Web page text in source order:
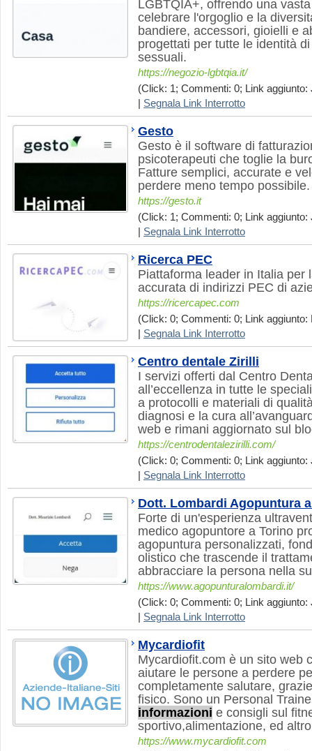
LGBTQIA+, offrendo una
celebrare l'orgoglio e la
bandiere, accessori, gioielli e
progettati per tutte le identità
sessuali.
https://negozio-lgbtqia.it/
(Click: 1; Commenti: 0; Link aggiunto:
Segnala Link Interrotto
Gesto
Gesto è il software di
psicoterapeuti che toglie la
Fatture semplici, accurate e
perdere meno tempo possibile.
https://gesto.it
(Click: 1; Commenti: 0; Link aggiunto:
Segnala Link Interrotto
Ricerca PEC
Piattaforma leader in Italia per
accurata di indirizzi PEC di
https://ricercapec.com
(Click: 0; Commenti: 0; Link aggiunto:
Segnala Link Interrotto
Centro dentale Zirilli
I servizi offerti dal Centro
all’eccellenza in tutte le
a protocolli e materiali di
diagnosi e la cura
web e rimani aggiornato sul
https://centrodentalezirilli.com/
(Click: 0; Commenti: 0; Link aggiunto:
Segnala Link Interrotto
Dott. Lombardi Agopuntura
Forte di un'esperienza
medico agopuntore a Torino
agopuntura personalizzati,
olistico che trascende il
abbracciare la persona nella
https://www.agopunturalombardi.it/
(Click: 0; Commenti: 0; Link aggiunto:
Segnala Link Interrotto
Mycardiofit
Mycardiofit.com è un sito web
aiutare le persone a perdere
completamente salutare,
fisico. Sono un Personal
informazioni e consigli sul
sportivo,alimentazione, ed
https://www.mycardiofit.com